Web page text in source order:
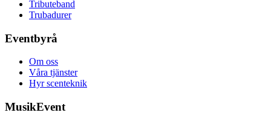
Tributeband
Trubadurer
Eventbyrå
Om oss
Våra tjänster
Hyr scenteknik
MusikEvent